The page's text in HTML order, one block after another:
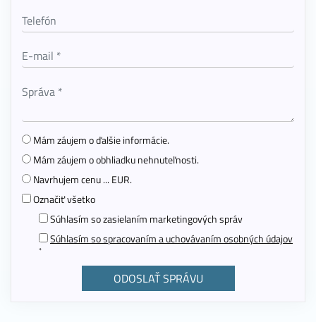
Mám záujem o ďalšie informácie.
Mám záujem o obhliadku nehnuteľnosti.
Navrhujem cenu ... EUR.
Označiť všetko
Súhlasím so zasielaním marketingových správ
Súhlasím so spracovaním a uchovávaním osobných údajov
*